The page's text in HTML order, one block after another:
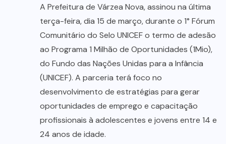
A Prefeitura de Várzea Nova, assinou na última
terça-feira, dia 15 de março, durante o 1° Fórum
Comunitário do Selo UNICEF o termo de adesão
ao Programa 1 Milhão de Oportunidades (1Mio),
do Fundo das Nações Unidas para a Infância
(UNICEF). A parceria terá foco no
desenvolvimento de estratégias para gerar
oportunidades de emprego e capacitação
profissionais à adolescentes e jovens entre 14 e
24 anos de idade.